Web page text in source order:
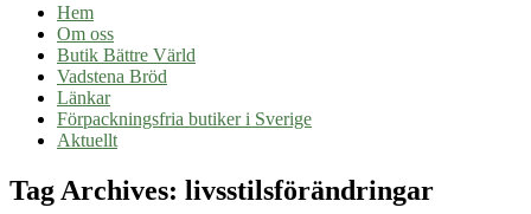
Hem
Om oss
Butik Bättre Värld
Vadstena Bröd
Länkar
Förpackningsfria butiker i Sverige
Aktuellt
Tag Archives: livsstilsförändringar